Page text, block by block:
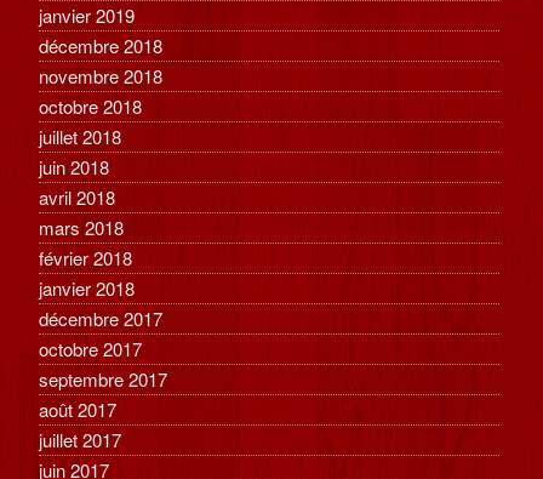
janvier 2019
décembre 2018
novembre 2018
octobre 2018
juillet 2018
juin 2018
avril 2018
mars 2018
février 2018
janvier 2018
décembre 2017
octobre 2017
septembre 2017
août 2017
juillet 2017
juin 2017